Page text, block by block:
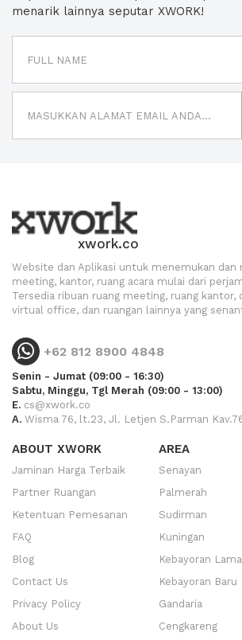
menarik lainnya seputar XWORK!
xwork.co
Website dan Aplikasi untuk menemukan dan
meeting, kantor, ruang acara mulai dari
Tersedia ribuan ruang meeting, ruang kantor,
virtual office, dan ruangan lainnya yang
+62 812 8900 4848
Senin - Jumat (09:00 - 16:30)
Sabtu, Minggu, Tgl Merah (09:00 - 13:00)
E. cs@xwork.co
A. Wisma 76, lt.23, Jl. Letjen S.Parman
ABOUT XWORK
Jaminan Harga Terbaik
Partner Ruangan
Ketentuan Pemesanan
FAQ
Blog
Contact Us
Privacy Policy
About Us
AREA
Senayan
Palmerah
Sudirman
Kuningan
Kebayoran Lama
Kebayoran Baru
Gandaria
Cengkareng